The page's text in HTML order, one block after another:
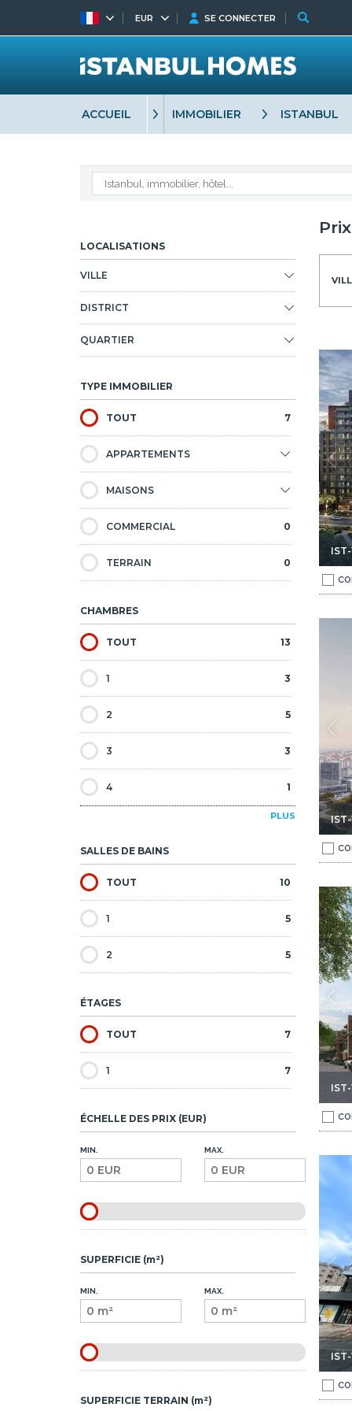
ACCUEIL IMMOBILIER ISTANBUL
LOCALISATIONS
VILLE
DISTRICT
QUARTIER
TYPE IMMOBILIER
TOUT 7
APPARTEMENTS
MAISONS
COMMERCIAL 0
TERRAIN 0
CHAMBRES
TOUT 13
1 3
2 5
3 3
4 1
PLUS
SALLES DE BAINS
TOUT 10
1 5
2 5
ÉTAGES
TOUT 7
1 7
ÉCHELLE DES PRIX (EUR)
MIN. MAX.
SUPERFICIE (m²)
MIN. MAX.
SUPERFICIE TERRAIN (m²)
Du Métro À ümraniye Istanbul 1Appartements Dans Une Résidence Proche Du Métro À
De Choix À İstanbul 1
Appartements Avec Parking Dans Un Emplacement De
Maisons De Luxe Avec Piscine Privée À Umraniye Istanbul 2
IST-
Financier À Umraniye 1Appartements D'investissement Près Du Centre Financier
EUR SE CONNECTER